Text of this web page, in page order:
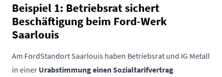
Beispiel 1: Betriebsrat sichert
Beschäftigung beim Ford-Werk
Saarlouis
Am FordStandort Saarlouis haben Betriebsrat und IG Metall
in einer Urabstimmung einen Sozialtarifvertrag